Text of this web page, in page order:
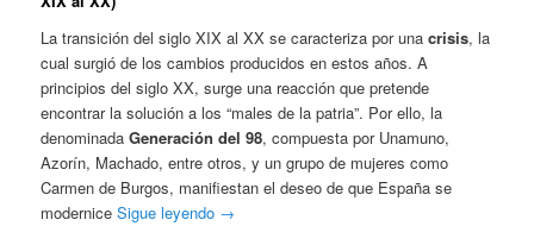
La transición del siglo XIX al XX se caracteriza por unacrisis, la
cual surgió de los cambios producidos en estos años. A
principios del siglo XX, surge una reacción que pretende
encontrar la solución a los “males de la patria”. Por ello, la
denominadaGeneración del 98, compuesta por Unamuno,
Azorín, Machado, entre otros, y un grupo de mujeres como
Carmen de Burgos, manifiestan el deseo de que España se
moderniceSigue leyendo →